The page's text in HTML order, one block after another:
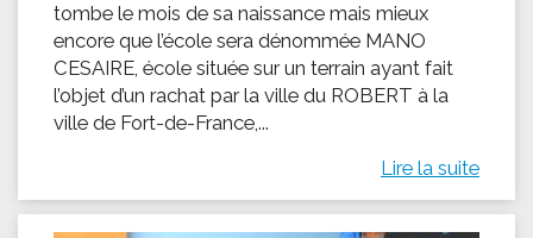
tombe le mois de sa naissance mais mieux
encore que l’école sera dénommée MANO
CESAIRE, école située sur un terrain ayant fait
l’objet d’un rachat par la ville du ROBERT à la
ville de Fort-de-France,...
Lire la suite